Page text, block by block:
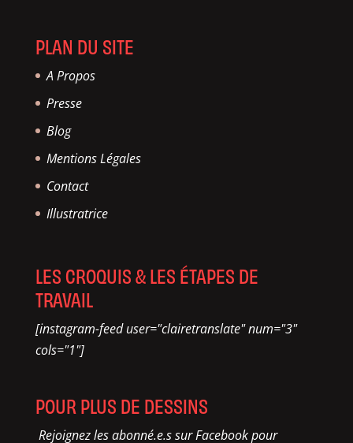
PLAN DU SITE
A Propos
Presse
Blog
Mentions Légales
Contact
Illustratrice
LES CROQUIS & LES ÉTAPES DE
TRAVAIL
[instagram-feed user="clairetranslate" num="3"
cols="1"]
POUR PLUS DE DESSINS
Rejoignez les abonné.e.s sur Facebook pour